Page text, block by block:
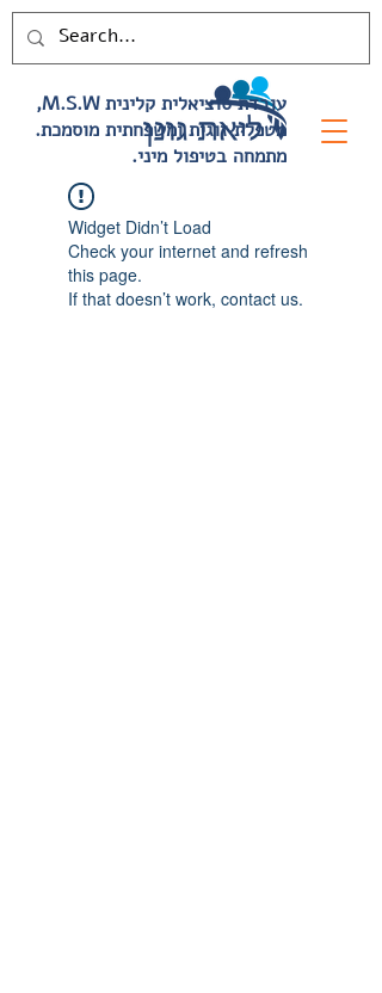
,M.S.W עובדת סוציאלית קלינית
.מטפלת זוגית ומשפחתית מוסמכת
.מתמחה בטיפול מיני
Widget Didn’t Load
Check your internet and refresh
this page.
If that doesn’t work, contact us.